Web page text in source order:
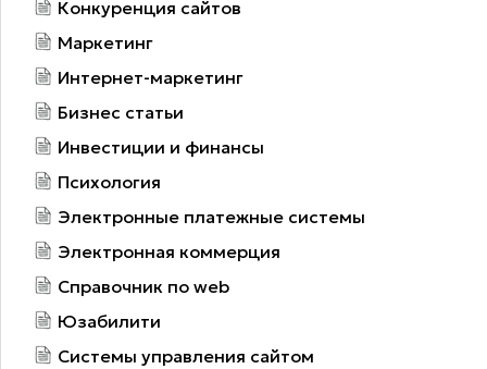
Конкуренция сайтов
Маркетинг
Интернет-маркетинг
Бизнес статьи
Инвестиции и финансы
Психология
Электронные платежные системы
Электронная коммерция
Справочник по web
Юзабилити
Системы управления сайтом